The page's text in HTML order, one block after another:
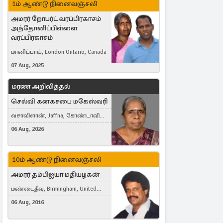
1ம் ஆண்டு நினைவஞ்சலி
அமரர் றோபர்ட் வரப்பிரகாசம்
அந்தோனிப்பிள்ளை
வரப்பிரகாசம்
மானிப்பாய், London Ontario, Canada
07 Aug, 2025
மரண அறிவித்தல்
செல்வி கனகசபை மகேஸ்வரி
வசாவிளான், Jaffna, கோண்டாவில்
கிழக்கு
06 Aug, 2026
10ம் ஆண்டு நினைவஞ்சலி
அமரர் தம்பிஐயா மதியழகன்
மண்டைதீவு, Birmingham, United
Kingdom
06 Aug, 2016